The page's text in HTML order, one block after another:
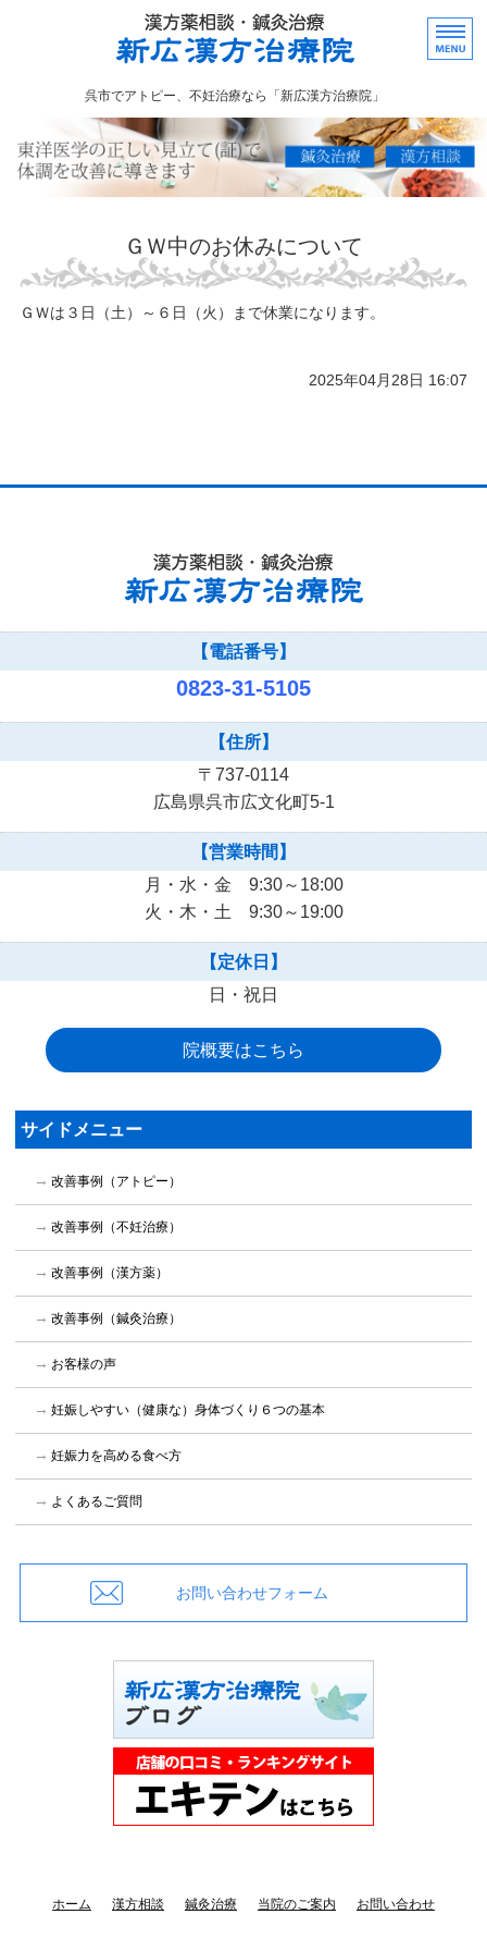
広島県呉市で
呉市でアトピー、不妊治療なら「新広漢方治療院」
漢方相談
当院のご案内
お問い合わせ
ＧＷ中のお休みについて
ＧＷは３日（土）～６日（火）まで休業になります。
2025年04月28日 16:07
【電話番号】
0823-31-5105
【住所】
〒737-0114
広島県呉市広文化町5-1
【営業時間】
月・水・金 9:30～18:00
火・木・土 9:30～19:00
【定休日】
日・祝日
院概要はこちら
サイドメニュー
改善事例（アトピー）
改善事例（不妊治療）
改善事例（漢方薬）
改善事例（鍼灸治療）
お客様の声
妊娠しやすい（健康な）身体づくり６つの基本
妊娠力を高める食べ方
よくあるご質問
お問い合わせフォーム
ホーム 漢方相談 鍼灸治療 当院のご案内 お問い合わせ